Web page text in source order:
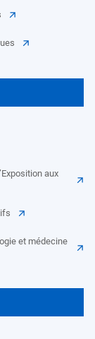
aux
et médecine